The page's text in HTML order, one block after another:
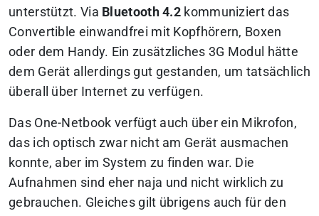
unterstützt. Via Bluetooth 4.2 kommuniziert das
Convertible einwandfrei mit Kopfhörern, Boxen
oder dem Handy. Ein zusätzliches 3G Modul hätte
dem Gerät allerdings gut gestanden, um tatsächlich
überall über Internet zu verfügen.
Das One-Netbook verfügt auch über ein Mikrofon,
das ich optisch zwar nicht am Gerät ausmachen
konnte, aber im System zu finden war. Die
Aufnahmen sind eher naja und nicht wirklich zu
gebrauchen. Gleiches gilt übrigens auch für den